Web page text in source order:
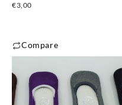
€3,00
Compare